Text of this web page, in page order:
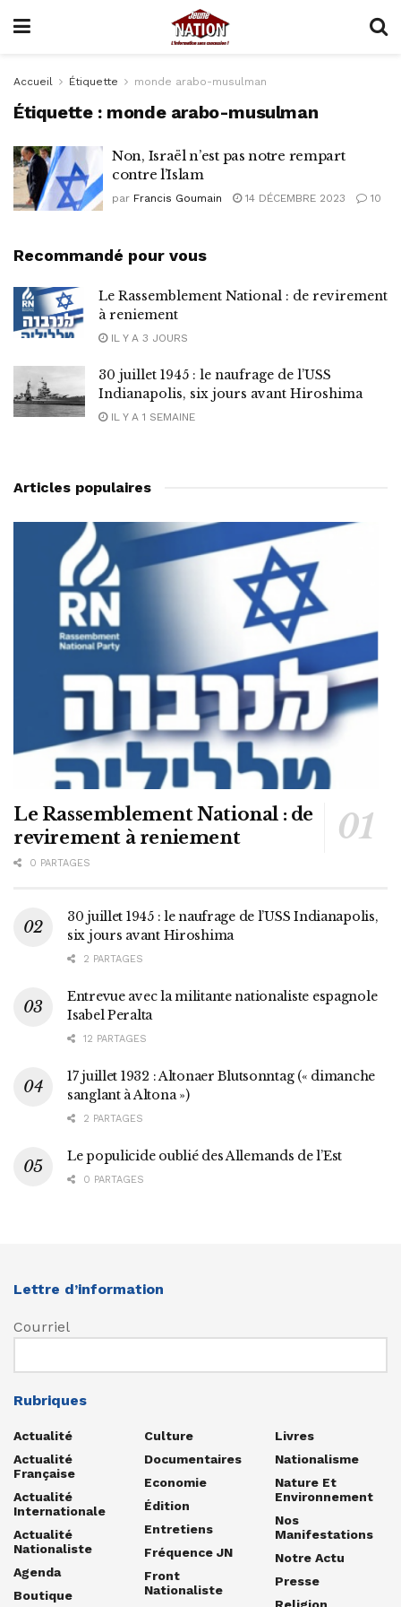
Accueil Étiquette monde arabo-musulman
Étiquette : monde arabo-musulman
Non, Israël n’est pas notre rempart
contre l’Islam
par Francis Goumain 14 DÉCEMBRE 2023 10
Recommandé pour vous
Le Rassemblement National : de revirement
à reniement
IL Y A 3 JOURS
30 juillet 1945 : le naufrage de l’USS
Indianapolis, six jours avant Hiroshima
IL Y A 1 SEMAINE
Articles populaires
Le Rassemblement National : de
revirement à reniement
0 PARTAGES
30 juillet 1945 : le naufrage de l’USS Indianapolis,
six jours avant Hiroshima
2 PARTAGES
Entrevue avec la militante nationaliste espagnole
Isabel Peralta
12 PARTAGES
17 juillet 1932 : Altonaer Blutsonntag (« dimanche
sanglant à Altona »)
2 PARTAGES
Le populicide oublié des Allemands de l’Est
0 PARTAGES
Lettre d’information
Courriel
Rubriques
Actualité
Actualité
Française
Actualité
Internationale
Actualité
Nationaliste
Agenda
Boutique
Culture
Documentaires
Economie
Édition
Entretiens
Fréquence JN
Front
Nationaliste
Livres
Nationalisme
Nature Et
Environnement
Nos
Manifestations
Notre Actu
Presse